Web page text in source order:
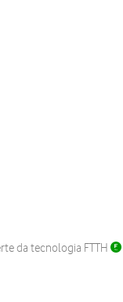
da tecnologia FTTH